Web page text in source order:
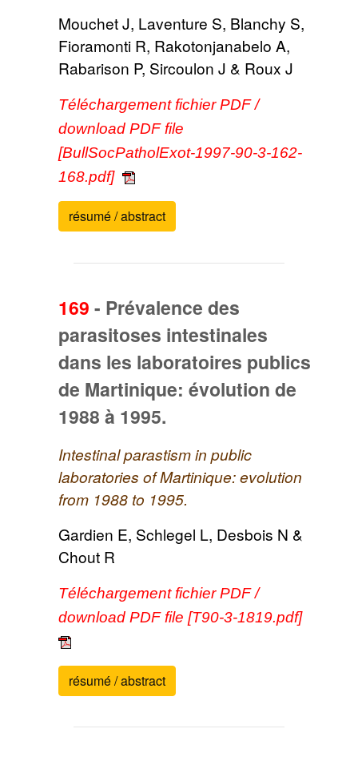
Mouchet J, Laventure S, Blanchy S,
Fioramonti R, Rakotonjanabelo A,
Rabarison P, Sircoulon J & Roux J
Téléchargement fichier PDF /
download PDF file
[BullSocPatholExot-1997-90-3-162-
168.pdf]
résumé / abstract
169 - Prévalence des
parasitoses intestinales
dans les laboratoires publics
de Martinique: évolution de
1988 à 1995.
Intestinal parastism in public
laboratories of Martinique: evolution
from 1988 to 1995.
Gardien E, Schlegel L, Desbois N &
Chout R
Téléchargement fichier PDF /
download PDF file [T90-3-1819.pdf]
résumé / abstract